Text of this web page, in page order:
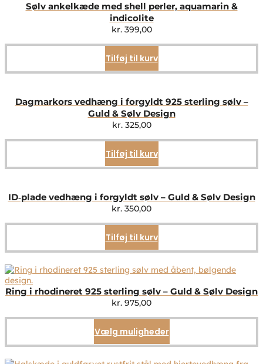
Sølv ankelkæde med shell perler, aquamarin &
indicolite
kr.399,00
Tilføj til kurv
Dagmarkors vedhæng i forgyldt 925 sterling sølv –
Guld & Sølv Design
kr.325,00
Tilføj til kurv
ID‑plade vedhæng i forgyldt sølv – Guld & Sølv Design
kr. 350,00
Tilføj til kurv
Ring i rhodineret 925 sterling sølv – Guld & Sølv Design
kr. 975,00
Vælg mulighederDette
vare